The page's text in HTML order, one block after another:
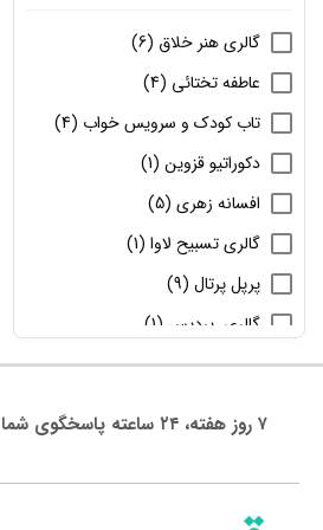
شمع سازی
شیشه و بلور
نقاشی روی شیشه
محصولات چوبی
حصیربافی
خاتم کاری
سایر محصولات چوبی
سوخت نگاری
نگارگری چوب
گالری هنر خلاق (6)
عاطفه تختائی (4)
تاب کودک و سرویس خواب (4)
دکوراتیو قزوین (1)
افسانه زهری (5)
گالری تسبیح لاوا (1)
پرپل پرتال (9)
گالری_پردیس (1)
گالری چرم آداک(7)
پارس گلد(1)
۷ روز هفته، ۲۴ ساعته پاسخگوی شما هستیم.